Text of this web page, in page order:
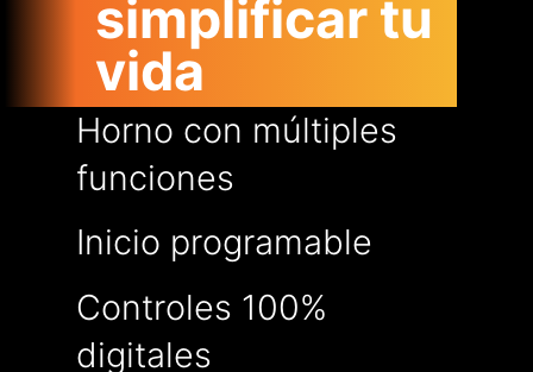
simplificar tu
vida
Horno con múltiples
funciones
Inicio programable
Controles 100%
digitales